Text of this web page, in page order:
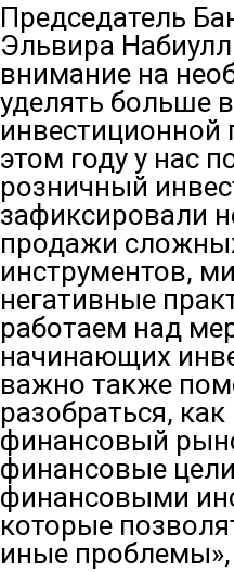
Председатель
Эльвира
внимание на
уделять больше
инвестиционной
этом году у нас
розничный
зафиксировали
продажи
инструментов,
негативные
работаем над
начинающих
важно также
разобраться, как
финансовый
финансовые
финансовыми
которые
иные